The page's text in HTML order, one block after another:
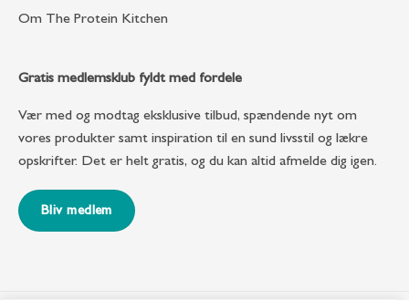
Om The Protein Kitchen
Gratis medlemsklub fyldt med fordele
Vær med og modtag eksklusive tilbud, spændende nyt om
vores produkter samt inspiration til en sund livsstil og lækre
opskrifter. Det er helt gratis, og du kan altid afmelde dig igen.
Bliv medlem